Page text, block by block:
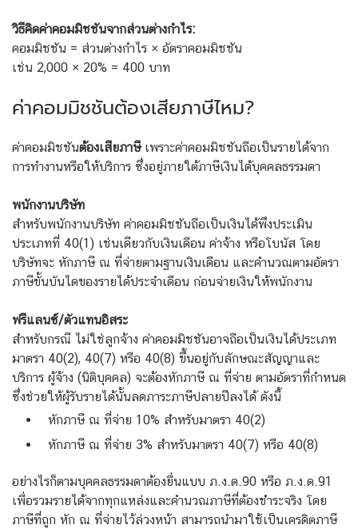
วิธีคิดค่าคอมมิชชันจากส่วนต่างกำไร:
คอมมิชชัน = ส่วนต่างกำไร × อัตราคอมมิชชัน
เช่น 2,000 × 20% = 400 บาท
ค่าคอมมิชชันต้องเสียภาษีไหม?
ค่าคอมมิชชันต้องเสียภาษี เพราะค่าคอมมิชชันถือเป็นรายได้จาก
การทำงานหรือให้บริการ ซึ่งอยู่ภายใต้ภาษีเงินได้บุคคลธรรมดา
พนักงานบริษัท
สำหรับพนักงานบริษัท ค่าคอมมิชชันถือเป็นเงินได้พึงประเมิน
ประเภทที่ 40(1) เช่นเดียวกับเงินเดือน ค่าจ้าง หรือโบนัส โดย
บริษัทจะ หักภาษี ณ ที่จ่ายตามฐานเงินเดือน และคำนวณตามอัตรา
ภาษีขั้นบันไดของรายได้ประจำเดือน ก่อนจ่ายเงินให้พนักงาน
ฟรีแลนซ์/ตัวแทนอิสระ
สำหรับกรณี ไม่ใช่ลูกจ้าง ค่าคอมมิชชันอาจถือเป็นเงินได้ประเภท
มาตรา 40(2), 40(7) หรือ 40(8) ขึ้นอยู่กับลักษณะสัญญาและ
บริการ ผู้จ้าง (นิติบุคคล) จะต้องหักภาษี ณ ที่จ่าย ตามอัตราที่กำหนด
ซึ่งช่วยให้ผู้รับรายได้นั้นลดภาระภาษีปลายปีลงได้ ดังนี้
หักภาษี ณ ที่จ่าย 10% สำหรับมาตรา 40(2)
หักภาษี ณ ที่จ่าย 3% สำหรับมาตรา 40(7) หรือ 40(8)
อย่างไรก็ตามบุคคลธรรมดาต้องยื่นแบบ ภ.ง.ด.90 หรือ ภ.ง.ด.91
เพื่อรวมรายได้จากทุกแหล่งและคำนวณภาษีที่ต้องชำระจริง โดย
ภาษีที่ถูก หัก ณ ที่จ่ายไว้ล่วงหน้า สามารถนำมาใช้เป็นเครดิตภาษี